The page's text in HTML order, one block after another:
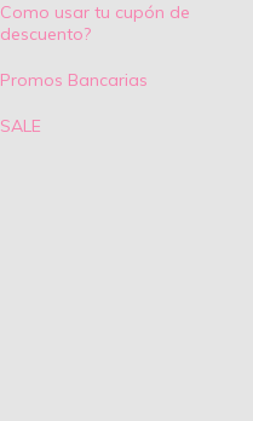
Como usar tu cupón de
descuento?
Promos Bancarias
SALE